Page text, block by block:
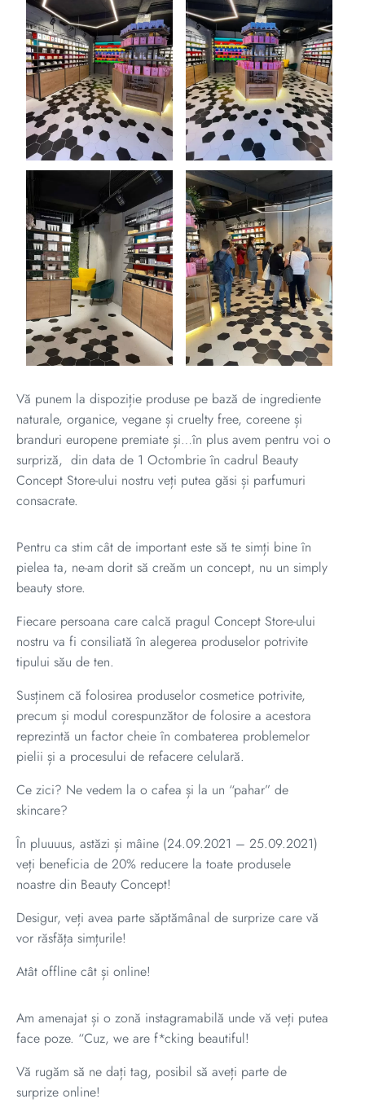
Vă punem la dispoziție produse pe bază de ingrediente
naturale, organice, vegane și cruelty free, coreene și
branduri europene premiate și…în plus avem pentru voi o
surpriză, din data de 1 Octombrie în cadrul Beauty
Concept Store-ului nostru veți putea găsi și parfumuri
consacrate.
Pentru ca stim cât de important este să te simți bine în
pielea ta, ne-am dorit să creăm un concept, nu un simply
beauty store.
Fiecare persoana care calcă pragul Concept Store-ului
nostru va fi consiliată în alegerea produselor potrivite
tipului său de ten.
Susținem că folosirea produselor cosmetice potrivite,
precum și modul corespunzător de folosire a acestora
reprezintă un factor cheie în combaterea problemelor
pielii și a procesului de refacere celulară.
Ce zici? Ne vedem la o cafea și la un “pahar” de
skincare?
În pluuuus, astăzi și mâine (24.09.2021 – 25.09.2021)
veți beneficia de 20% reducere la toate produsele
noastre din Beauty Concept!
Desigur, veți avea parte săptămânal de surprize care vă
vor răsfăța simțurile!
Atât offline cât și online!
Am amenajat și o zonă instagramabilă unde vă veți putea
face poze. “Cuz, we are f*cking beautiful!
Vă rugăm să ne dați tag, posibil să aveți parte de
surprize online!